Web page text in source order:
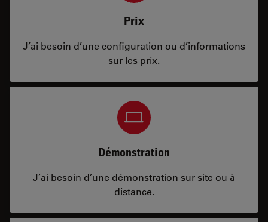
Prix
J’ai besoin d’une configuration ou d’informations
sur les prix.
Démonstration
J’ai besoin d’une démonstration sur site ou à
distance.